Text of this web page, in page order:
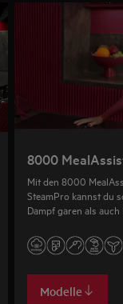
8000
Mit den 8000
SteamPro kannst du
Dampf garen als
Modelle